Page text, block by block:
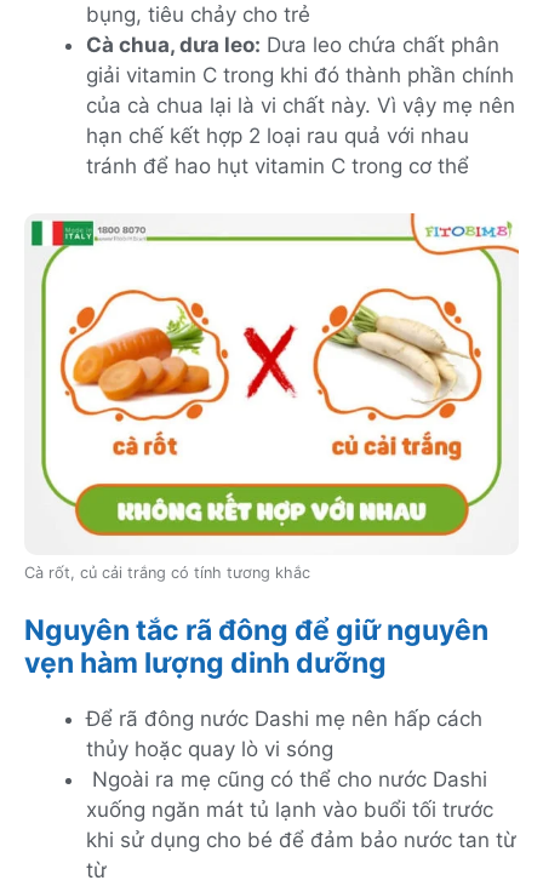
bụng, tiêu chảy cho trẻ
Cà chua, dưa leo: Dưa leo chứa chất phân
giải vitamin C trong khi đó thành phần chính
của cà chua lại là vi chất này. Vì vậy mẹ nên
hạn chế kết hợp 2 loại rau quả với nhau
tránh để hao hụt vitamin C trong cơ thể
Cà rốt, củ cải trắng có tính tương khắc
Nguyên tắc rã đông để giữ nguyên
vẹn hàm lượng dinh dưỡng
Để rã đông nước Dashi mẹ nên hấp cách
thủy hoặc quay lò vi sóng
Ngoài ra mẹ cũng có thể cho nước Dashi
xuống ngăn mát tủ lạnh vào buổi tối trước
khi sử dụng cho bé để đảm bảo nước tan từ
từ